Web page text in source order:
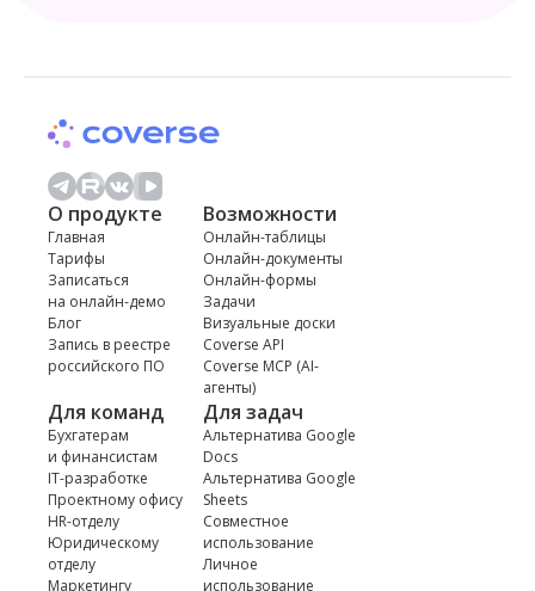
О продукте
Главная
Тарифы
Записаться
на онлайн-демо
Блог
Запись в реестре
российского ПО
Возможности
Онлайн-таблицы
Онлайн-документы
Онлайн-формы
Задачи
Визуальные доски
Coverse API
Coverse MCP (AI-
агенты)
Для команд
Бухгатерам
и финансистам
IT-разработке
Проектному офису
HR-отделу
Юридическому
отделу
Маркетингу
Для задач
Альтернатива Google
Docs
Альтернатива Google
Sheets
Совместное
использование
Личное
использование